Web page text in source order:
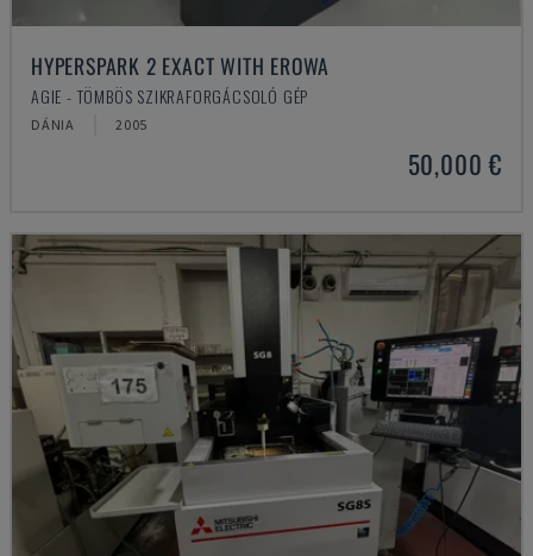
HYPERSPARK 2 EXACT WITH EROWA
AGIE - TÖMBÖS SZIKRAFORGÁCSOLÓ GÉP
DÁNIA 2005
50,000 €